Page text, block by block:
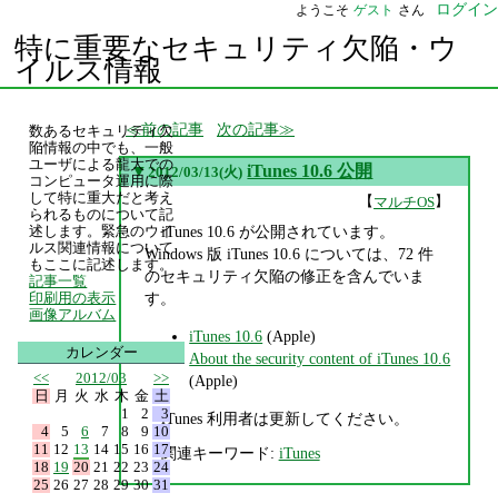
ようこそ ゲスト さん ログイン
特に重要なセキュリティ欠陥・ウ
イルス情報
前の記事 次の記事
▼ 2012/03/13(火) iTunes 10.6 公開
【マルチOS】
iTunes 10.6 が公開されています。
Windows 版 iTunes 10.6 については、72 件
のセキュリティ欠陥の修正を含んでいま
す。
iTunes 10.6 (Apple)
About the security content of iTunes 10.6
(Apple)
iTunes 利用者は更新してください。
関連キーワード: iTunes
数あるセキュリティ欠
陥情報の中でも、一般
ユーザによる龍大での
コンピュータ運用に際
して特に重大だと考え
られるものについて記
述します。緊急のウイ
ルス関連情報について
もここに記述します。
記事一覧
印刷用の表示
画像アルバム
カレンダー
<<
2012/03
>>
日
月 火 水 木 金 土
1
2
3
4
5 6 7 8 9 10
11 12 13 14 15 16 17
18 19 20 21 22 23 24
25 26 27 28 29 30 31